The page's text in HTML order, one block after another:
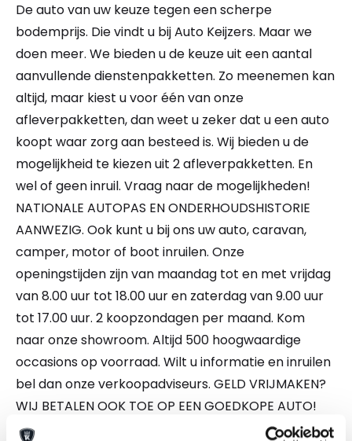
De auto van uw keuze tegen een scherpe
bodemprijs. Die vindt u bij Auto Keijzers. Maar we
doen meer. We bieden u de keuze uit een aantal
aanvullende dienstenpakketten. Zo meenemen kan
altijd, maar kiest u voor één van onze
afleverpakketten, dan weet u zeker dat u een auto
koopt waar zorg aan besteed is. Wij bieden u de
mogelijkheid te kiezen uit 2 afleverpakketten. En
wel of geen inruil. Vraag naar de mogelijkheden!
NATIONALE AUTOPAS EN ONDERHOUDSHISTORIE
AANWEZIG. Ook kunt u bij ons uw auto, caravan,
camper, motor of boot inruilen. Onze
openingstijden zijn van maandag tot en met vrijdag
van 8.00 uur tot 18.00 uur en zaterdag van 9.00 uur
tot 17.00 uur. 2 koopzondagen per maand. Kom
naar onze showroom. Altijd 500 hoogwaardige
occasions op voorraad. Wilt u informatie en inruilen
bel dan onze verkoopadviseurs. GELD VRIJMAKEN?
WIJ BETALEN OOK TOE OP EEN GOEDKOPE AUTO!
Alle moeite is genomen om de informatie op deze